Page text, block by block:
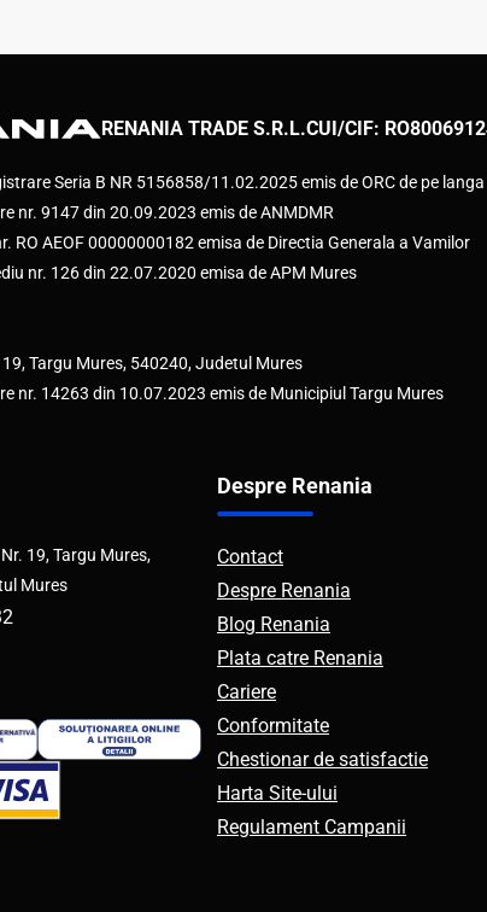
RENANIA TRADE S.R.L.CUI/CIF: RO8006912
Seria B NR 5156858/11.02.2025 emis de ORC de pe
nr. 9147 din 20.09.2023 emis de ANMDMR
RO AEOF 00000000182 emisa de Directia Generala a Vamilor
nr. 126 din 22.07.2020 emisa de APM Mures
Targu Mures, 540240, Judetul Mures
nr. 14263 din 10.07.2023 emis de Municipiul Targu Mures
19, Targu Mures,
Mures
Despre Renania
Contact
Despre Renania
Blog Renania
Plata catre Renania
Cariere
Conformitate
Chestionar de satisfactie
Harta Site-ului
Regulament Campanii